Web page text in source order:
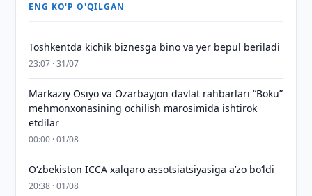
ENG KO'P O'QILGAN
Toshkentda kichik biznesga bino va yer bepul beriladi
23:07 · 31/07
Markaziy Osiyo va Ozarbayjon davlat rahbarlari “Boku”
mehmonxonasining ochilish marosimida ishtirok
etdilar
00:00 · 01/08
O‘zbekiston ICCA xalqaro assotsiatsiyasiga aʼzo bo‘ldi
20:38 · 01/08